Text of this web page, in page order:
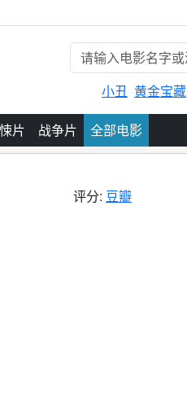
小丑 黄金宝藏
片 战争片
全部电影
评分: 豆瓣